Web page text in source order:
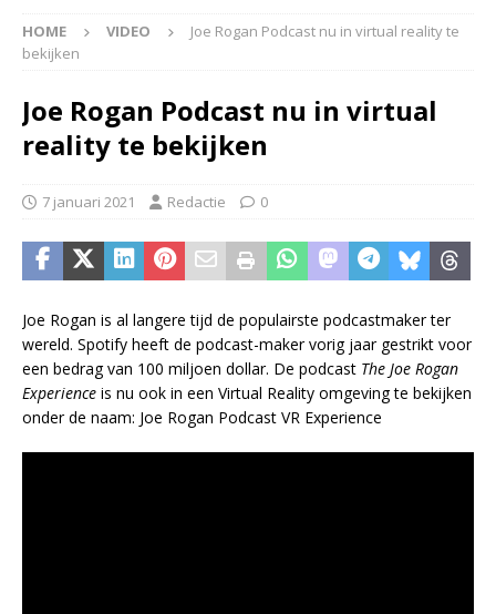
HOME VIDEO
Joe Rogan Podcast nu in virtual reality te
bekijken
Joe Rogan Podcast nu in virtual
reality te bekijken
7 januari 2021 Redactie 0
Joe Rogan is al langere tijd de populairste podcastmaker ter
wereld. Spotify heeft de podcast-maker vorig jaar gestrikt voor
een bedrag van 100 miljoen dollar. De podcast The Joe Rogan
Experience is nu ook in een Virtual Reality omgeving te bekijken
onder de naam: Joe Rogan Podcast VR Experience